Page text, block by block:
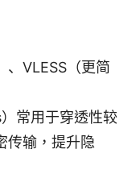
、VLESS（更简
常用于穿透性较
传输，提升隐